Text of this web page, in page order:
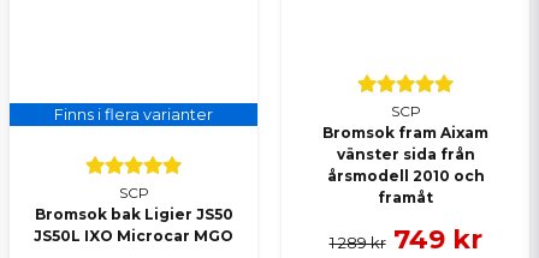
Finns i flera varianter
SCP
Bromsok bak Ligier JS50
JS50L IXO Microcar MGO
SCP
Bromsok fram Aixam
vänster sida från
årsmodell 2010 och
framåt
1 289 kr 749 kr